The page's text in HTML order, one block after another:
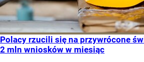
Polacy rzucili się na przywrócone
2 mln wniosków w miesiąc